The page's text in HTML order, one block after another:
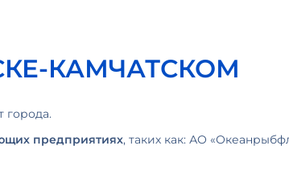
КАМЧАТСКОМ
города.
предприятиях, таких как: АО